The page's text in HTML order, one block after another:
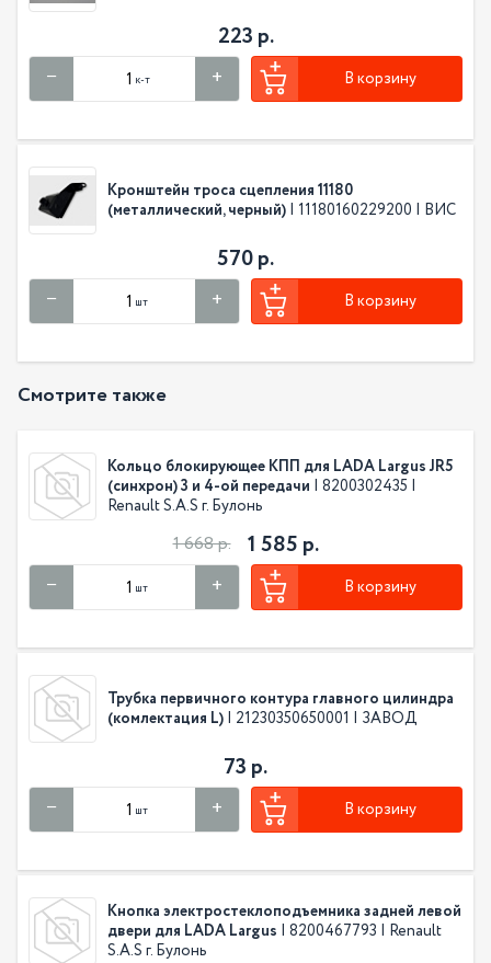
223 р.
к-т В корзину
Кронштейн троса сцепления 11180
(металлический, черный) | 11180160229200 | ВИС
570 р.
шт В корзину
Смотрите также
Кольцо блокирующее КПП для LADA Largus JR5
(синхрон) 3 и 4-ой передачи | 8200302435 |
Renault S.A.S г. Булонь
1 668 р. 1 585 р.
шт В корзину
Трубка первичного контура главного цилиндра
(комлектация L) | 21230350650001 | ЗАВОД
73 р.
шт В корзину
Кнопка электростеклоподъемника задней левой
двери для LADA Largus | 8200467793 | Renault
S.A.S г. Булонь